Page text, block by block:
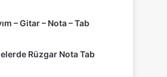
– Gitar – Nota – Tab
Rüzgar Nota Tab